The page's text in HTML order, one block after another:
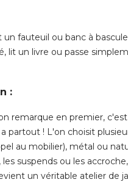
un fauteuil ou banc à
lit un livre ou passe
:
remarque en premier,
partout ! L'on choisit
au mobilier), métal ou
les suspends ou les
un véritable atelier de